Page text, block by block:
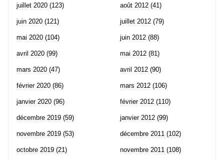
juillet 2020 (123)
juin 2020 (121)
mai 2020 (104)
avril 2020 (99)
mars 2020 (47)
février 2020 (86)
janvier 2020 (96)
décembre 2019 (59)
novembre 2019 (53)
octobre 2019 (21)
août 2012 (41)
juillet 2012 (79)
juin 2012 (88)
mai 2012 (81)
avril 2012 (90)
mars 2012 (106)
février 2012 (110)
janvier 2012 (99)
décembre 2011 (102)
novembre 2011 (108)